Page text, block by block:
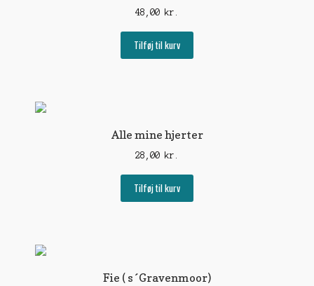
48,00 kr.
Tilføj til kurv
Alle mine hjerter
28,00 kr.
Tilføj til kurv
Fie ( s´Gravenmoor)